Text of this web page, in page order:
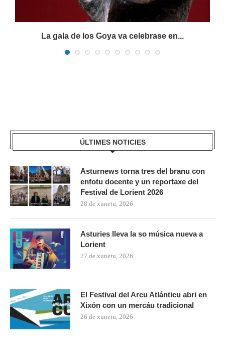
La gala de los Goya va celebrase en...
ÚLTIMES NOTICIES
Asturnews torna tres del branu con
enfotu docente y un reportaxe del
Festival de Lorient 2026
28 de xunetu, 2026
Asturies lleva la so música nueva a
Lorient
27 de xunetu, 2026
El Festival del Arcu Atlánticu abri en
Xixón con un mercáu tradicional
26 de xunetu, 2026